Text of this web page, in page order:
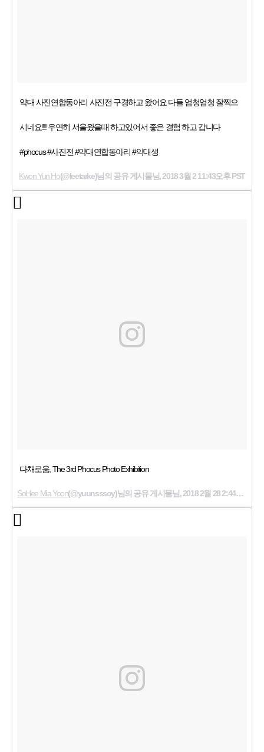
약대 사진연합동아리 사진전 구경하고 왔어요 다들 엄청엄청 잘찍으
시네요!!! 우연히 서울왔을때 하고있어서 좋은 경험 하고 갑니다
#phocus #사진전 #약대연합동아리 #약대생
Kwon Yun Ho(@leetarke)님의 공유 게시물님,2018 3월 2 11:43오후 PST
다채로움, The 3rd Phocus Photo Exhibition
SoHee Mia Yoon(@yuunsssoy)님의 공유 게시물님,2018 2월 28 2:44오전 PST